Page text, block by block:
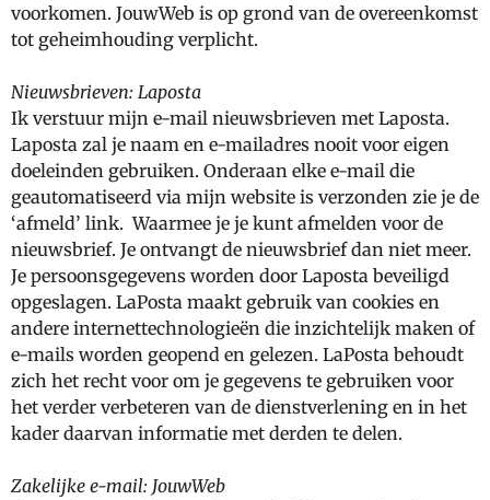
voorkomen. JouwWeb is op grond van de overeenkomst
tot geheimhouding verplicht.
Nieuwsbrieven: Laposta
Ik verstuur mijn e-mail nieuwsbrieven met Laposta.
Laposta zal je naam en e-mailadres nooit voor eigen
doeleinden gebruiken. Onderaan elke e-mail die
geautomatiseerd via mijn website is verzonden zie je de
‘afmeld’ link. Waarmee je je kunt afmelden voor de
nieuwsbrief. Je ontvangt de nieuwsbrief dan niet meer.
Je persoonsgegevens worden door Laposta beveiligd
opgeslagen. LaPosta maakt gebruik van cookies en
andere internettechnologieën die inzichtelijk maken of
e-mails worden geopend en gelezen. LaPosta behoudt
zich het recht voor om je gegevens te gebruiken voor
het verder verbeteren van de dienstverlening en in het
kader daarvan informatie met derden te delen.
Zakelijke e-mail: JouwWeb